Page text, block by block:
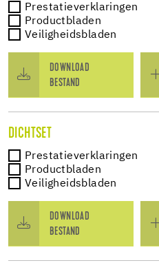
Prestatieverklaringen
Productbladen
Veiligheidsbladen
DOWNLOAD
BESTAND
DICHTSET
Prestatieverklaringen
Productbladen
Veiligheidsbladen
DOWNLOAD
BESTAND